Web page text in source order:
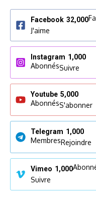
Facebook 32,000
J'aime
Instagram 1,000
AbonnésSuivre
Youtube 5,000
AbonnésS'abonner
Telegram 1,000
MembresRejoindre
Vimeo 1,000
Suivre